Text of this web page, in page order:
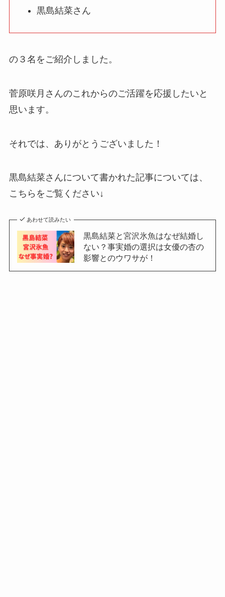
黒島結菜さん
の３名をご紹介しました。
菅原咲月さんのこれからのご活躍を応援したいと
思います。
それでは、ありがとうございました！
黒島結菜さんについて書かれた記事については、
こちらをご覧ください↓
あわせて読みたい
黒島結菜と宮沢氷魚はなぜ結婚し
ない？事実婚の選択は女優の杏の
影響とのウワサが！